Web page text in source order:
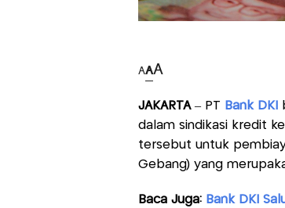
AAA
JAKARTA– PT Bank DKI
dalam sindikasi kredit
tersebut untuk
Gebang) yang
Baca Juga: Bank DKI